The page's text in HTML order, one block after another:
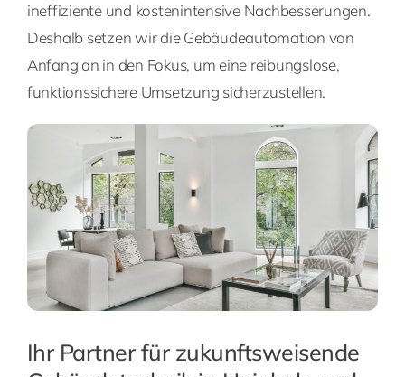
ineffiziente und kostenintensive Nachbesserungen.
Deshalb setzen wir die Gebäudeautomation von
Anfang an in den Fokus, um eine reibungslose,
funktionssichere Umsetzung sicherzustellen.
Ihr Partner für zukunftsweisende